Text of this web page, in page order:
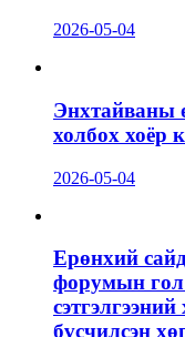
2026-05-04
Энхтайваны
холбох хоёр
2026-05-04
Ерөнхий
форумын гол
бүсчилсэн